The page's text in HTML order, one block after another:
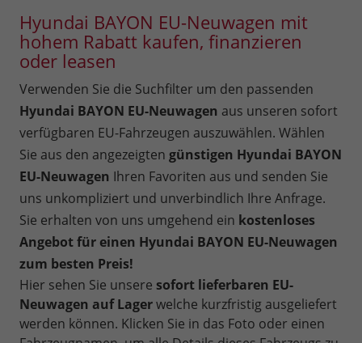
Hyundai BAYON EU-Neuwagen mit
hohem Rabatt kaufen, finanzieren
oder leasen
Verwenden Sie die Suchfilter um den passenden
Hyundai BAYON EU-Neuwagen aus unseren sofort
verfügbaren EU-Fahrzeugen auszuwählen. Wählen
Sie aus den angezeigten günstigen Hyundai BAYON
EU-Neuwagen Ihren Favoriten aus und senden Sie
uns unkompliziert und unverbindlich Ihre Anfrage.
Sie erhalten von uns umgehend ein kostenloses
Angebot für einen Hyundai BAYON EU-Neuwagen
zum besten Preis!
Hier sehen Sie unsere sofort lieferbaren EU-
Neuwagen auf Lagerwelche kurzfristig ausgeliefert
werden können. Klicken Sie in das Foto oder einen